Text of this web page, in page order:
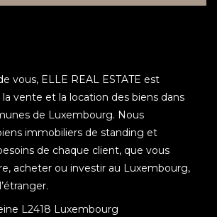
vous, ELLE REAL ESTATE est
la vente et la location des biens dans
de Luxembourg. Nous
immobiliers de standing et
de chaque client, que vous
acheter ou investir au Luxembourg,
L2418 Luxembourg